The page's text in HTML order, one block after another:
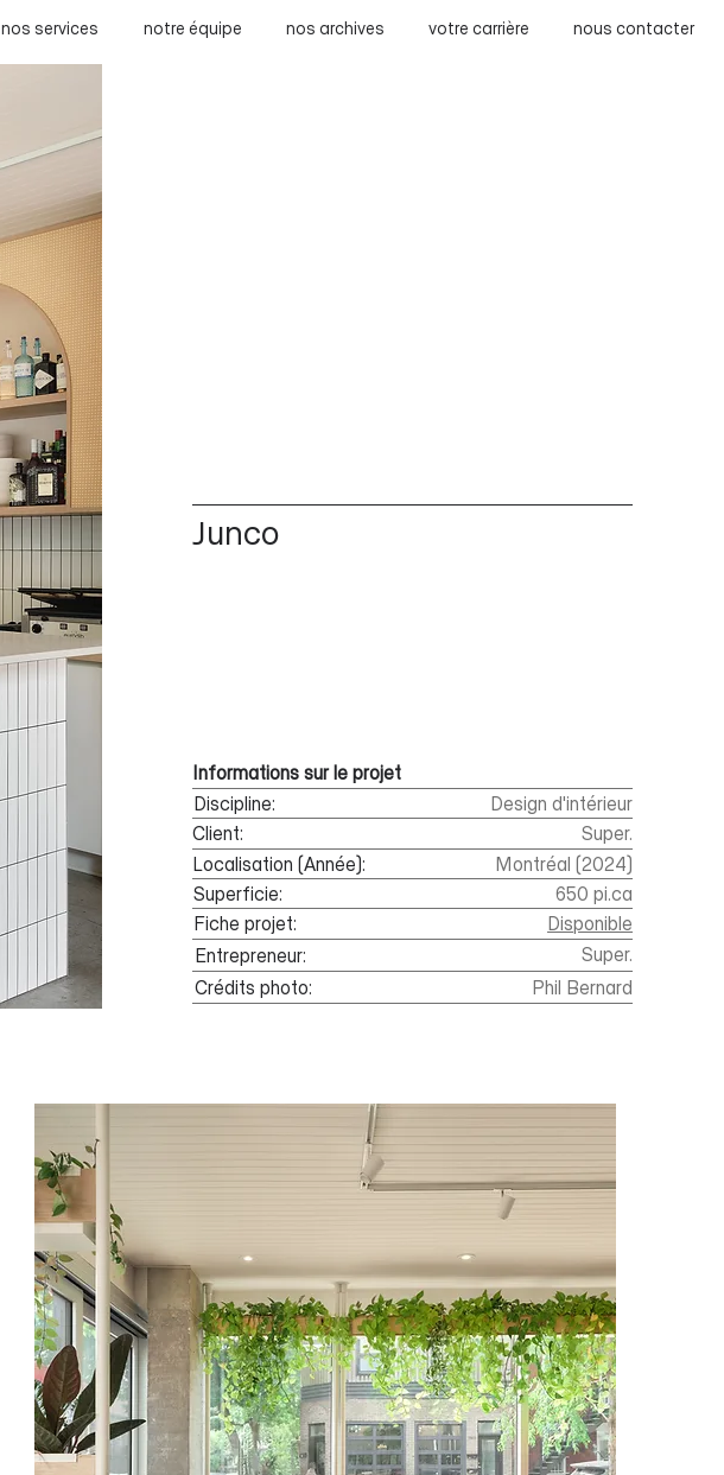
nos services notre équipe nos archives votre carrière nous contacter
Junco
Informations sur le projet
Discipline:
Design d'intérieur
Client:
Super.
Localisation (Année):
Montréal (2024)
Superficie:
650 pi.ca
Fiche projet:
Disponible
Entrepreneur:
Super.
Crédits photo:
Phil Bernard